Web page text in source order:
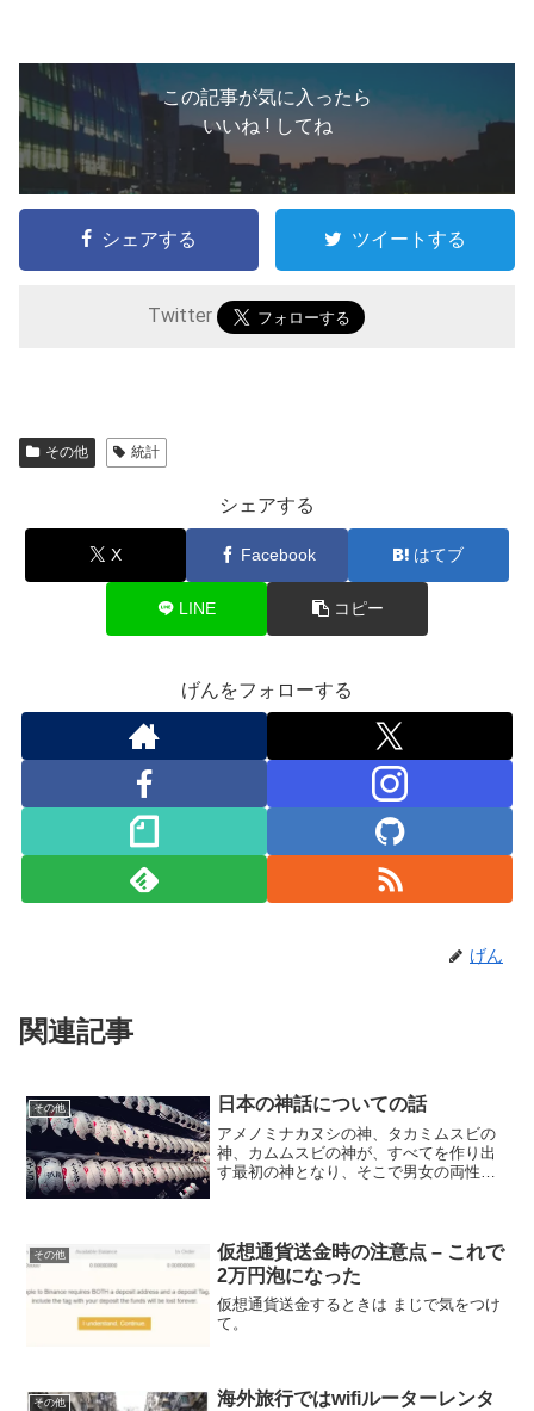
この記事が気に入ったら
いいね ! してね
シェアする ツイートする
Twitter
その他 統計
シェアする
X Facebook はてブ
LINE コピー
げんをフォローする
げん
関連記事
その他 日本の神話についての話
アメノミナカヌシの神、タカミムスビの
神、カムムスビの神が、すべてを作り出
す最初の神となり、そこで男女の両性が
「イザナギ」「イザナミ」「ア...
その他
仮想通貨送金時の注意点 – これで
2万円泡になった
仮想通貨送金するときは まじで気をつけ
て。
その他
海外旅行ではwifiルーターレンタ